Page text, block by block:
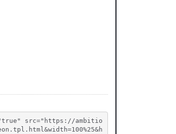
src="https://ambitio